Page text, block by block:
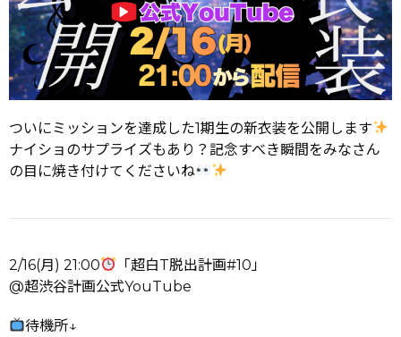
ついにミッションを達成した1期生の新衣装を公開します
ナイショのサプライズもあり？記念すべき瞬間をみなさん
の目に焼き付けてくださいね
2/16(月) 21:00
「超白T脱出計画#10」
@超渋谷計画公式YouTube
待機所↓